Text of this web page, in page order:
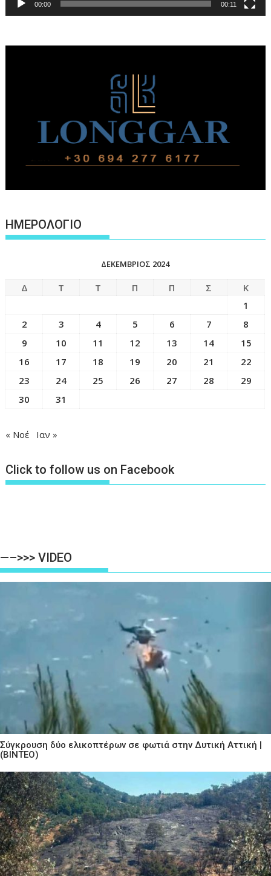
00:00 00:11
ΗΜΕΡΟΛΟΓΙΟ
ΔΕΚΈΜΒΡΙΟΣ 2024
Δ Τ Τ Π Π Σ
Κ
1
2
3 4 5 6 7
8
9
10 11 12 13 14
15
16
17 18 19 20 21
22
23
24 25 26 27 28
29
30
31
« Νοέ Ιαν »
Click to follow us on Facebook
—–>>> VIDEO
Σύγκρουση δύο ελικοπτέρων σε φωτιά στην Δυτική Αττική |
(ΒΙΝΤΕΟ)